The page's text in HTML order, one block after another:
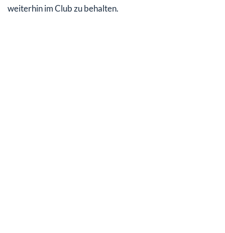
weiterhin im Club zu behalten.